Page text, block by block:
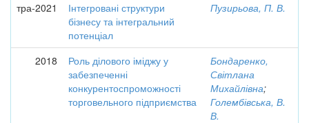
тра-2021
Інтегровані структури
бізнесу та інтегральний
потенціал
Пузирьова, П. В.
2018
Роль ділового іміджу у
забезпеченні
конкурентоспроможності
торговельного підприємства
Бондаренко,
Світлана
Михайлівна;
Голембівська, В.
В.